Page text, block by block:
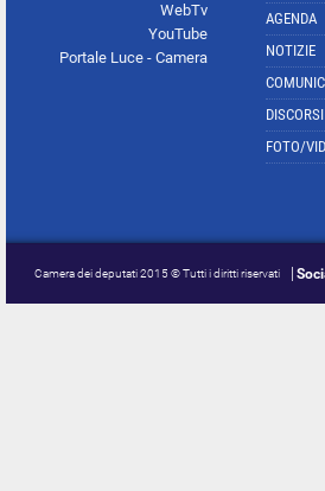
WebTv
YouTube
Portale Luce - Camera
AGENDA
NOTIZIE
DISCORSI
FOTO/
Camera dei deputati 2015 © Tutti i diritti riservati